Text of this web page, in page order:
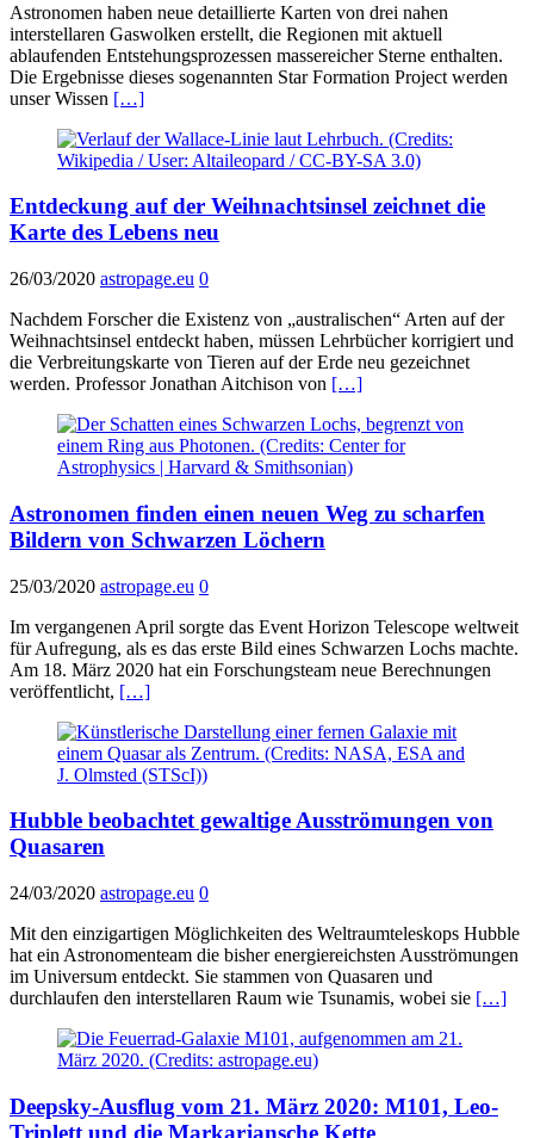
Astronomen haben neue detaillierte Karten von drei nahen
interstellaren Gaswolken erstellt, die Regionen mit aktuell
ablaufenden Entstehungsprozessen massereicher Sterne enthalten.
Die Ergebnisse dieses sogenannten Star Formation Project werden
unser Wissen […]
Entdeckung auf der Weihnachtsinsel zeichnet die
Karte des Lebens neu
26/03/2020 astropage.eu 0
Nachdem Forscher die Existenz von „australischen“ Arten auf der
Weihnachtsinsel entdeckt haben, müssen Lehrbücher korrigiert und
die Verbreitungskarte von Tieren auf der Erde neu gezeichnet
werden. Professor Jonathan Aitchison von […]
Astronomen finden einen neuen Weg zu scharfen
Bildern von Schwarzen Löchern
25/03/2020 astropage.eu 0
Im vergangenen April sorgte das Event Horizon Telescope weltweit
für Aufregung, als es das erste Bild eines Schwarzen Lochs machte.
Am 18. März 2020 hat ein Forschungsteam neue Berechnungen
veröffentlicht, […]
Hubble beobachtet gewaltige Ausströmungen von
Quasaren
24/03/2020 astropage.eu 0
Mit den einzigartigen Möglichkeiten des Weltraumteleskops Hubble
hat ein Astronomenteam die bisher energiereichsten Ausströmungen
im Universum entdeckt. Sie stammen von Quasaren und
durchlaufen den interstellaren Raum wie Tsunamis, wobei sie […]
Deepsky-Ausflug vom 21. März 2020: M101, Leo-
Triplett und die Markarjansche Kette